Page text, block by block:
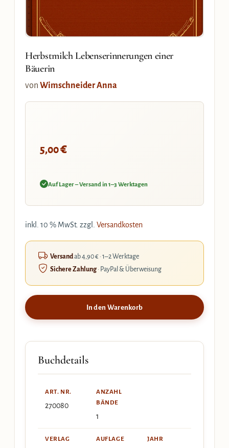
Herbstmilch Lebenserinnerungen einer
Bäuerin
von Wimschneider Anna
5,00€
Auf Lager – Versand in 1–3 Werktagen
inkl. 10 % MwSt. zzgl. Versandkosten
Versandab 4,90 € · 1–2 Werktage
Sichere Zahlung· PayPal & Überweisung
In den Warenkorb
Buchdetails
ART. NR.
270080
ANZAHL
BÄNDE
1
VERLAG AUFLAGE JAHR